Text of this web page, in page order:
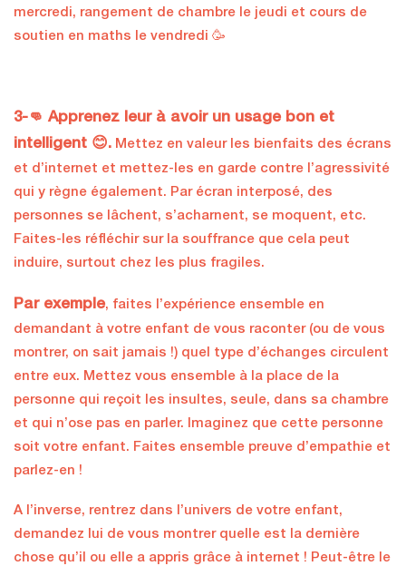
mercredi, rangement de chambre le jeudi et cours de
soutien en maths le vendredi 🥳
3-👊 Apprenez leur à avoir un usage bon et
intelligent 😊. Mettez en valeur les bienfaits des écrans
et d’internet et mettez-les en garde contre l’agressivité
qui y règne également. Par écran interposé, des
personnes se lâchent, s’acharnent, se moquent, etc.
Faites-les réfléchir sur la souffrance que cela peut
induire, surtout chez les plus fragiles.
Par exemple, faites l’expérience ensemble en
demandant à votre enfant de vous raconter (ou de vous
montrer, on sait jamais !) quel type d’échanges circulent
entre eux. Mettez vous ensemble à la place de la
personne qui reçoit les insultes, seule, dans sa chambre
et qui n’ose pas en parler. Imaginez que cette personne
soit votre enfant. Faites ensemble preuve d’empathie et
parlez-en !
A l’inverse, rentrez dans l’univers de votre enfant,
demandez lui de vous montrer quelle est la dernière
chose qu’il ou elle a appris grâce à internet ! Peut-être le